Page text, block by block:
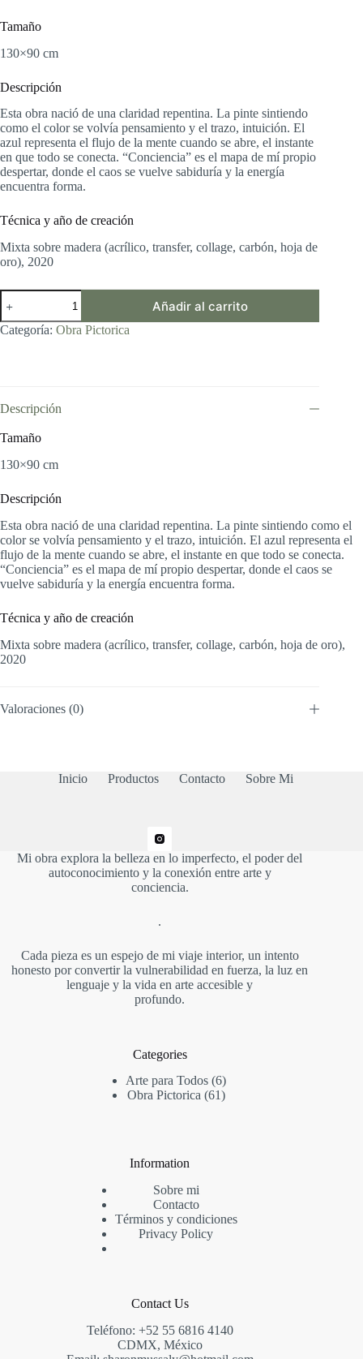
Tamaño
130×90 cm
Descripción
Esta obra nació de una claridad repentina. La pinte sintiendo
como el color se volvía pensamiento y el trazo, intuición. El
azul representa el flujo de la mente cuando se abre, el instante
en que todo se conecta. “Conciencia” es el mapa de mí propio
despertar, donde el caos se vuelve sabiduría y la energía
encuentra forma.
Técnica y año de creación
Mixta sobre madera (acrílico, transfer, collage, carbón, hoja de
oro), 2020
CONCIENCIA
cantidad
Añadir al carrito
Categoría: Obra Pictorica
Descripción
Tamaño
130×90 cm
Descripción
Esta obra nació de una claridad repentina. La pinte sintiendo como el
color se volvía pensamiento y el trazo, intuición. El azul representa el
flujo de la mente cuando se abre, el instante en que todo se conecta.
“Conciencia” es el mapa de mí propio despertar, donde el caos se
vuelve sabiduría y la energía encuentra forma.
Técnica y año de creación
Mixta sobre madera (acrílico, transfer, collage, carbón, hoja de oro),
2020
Valoraciones (0)
Inicio Productos Contacto Sobre Mi
Mi obra explora la belleza en lo imperfecto, el poder del
autoconocimiento y la conexión entre arte y
conciencia.
.
Cada pieza es un espejo de mi viaje interior, un intento
honesto por convertir la vulnerabilidad en fuerza, la luz en
lenguaje y la vida en arte accesible y
profundo.
Categories
Arte para Todos 66
productos
Obra Pictorica 6161
Information
Sobre mi
Contacto
Términos y condiciones
Privacy Policy
Contact Us
Teléfono: +52 55 6816 4140
CDMX, México